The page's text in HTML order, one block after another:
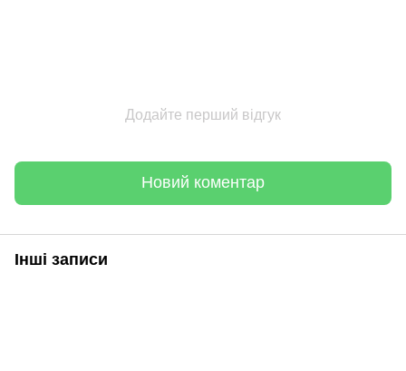
Додайте перший відгук
Новий коментар
Інші записи